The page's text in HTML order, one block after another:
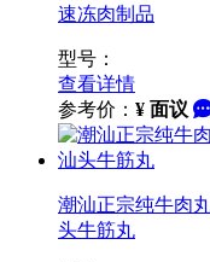
速冻肉制品
型号：
查看详情
参考价： ¥ 面议
潮汕正宗纯牛肉
头牛筋丸